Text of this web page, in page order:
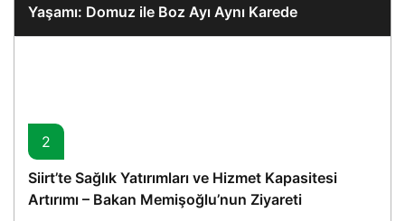
Yaşamı: Domuz ile Boz Ayı Aynı Karede
2
Siirt’te Sağlık Yatırımları ve Hizmet Kapasitesi
Artırımı – Bakan Memişoğlu’nun Ziyareti